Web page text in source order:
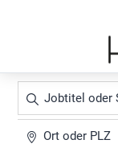
oder
Stichwort